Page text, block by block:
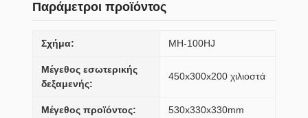
Παράμετροι προϊόντος
Σχήμα: MH-100HJ
Μέγεθος εσωτερικής
δεξαμενής:
450x300x200 χιλιοστά
Μέγεθος προϊόντος: 530x330x330mm